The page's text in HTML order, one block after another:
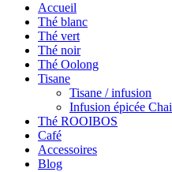
Accueil
Thé blanc
Thé vert
Thé noir
Thé Oolong
Tisane
Tisane / infusion
Infusion épicée Chai
Thé ROOIBOS
Café
Accessoires
Blog